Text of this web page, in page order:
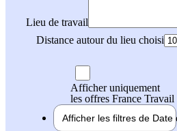
Lieu de travail
Distance autour du lieu choisi
Afficher uniquement
les offres France Travail
Afficher les filtres de Date